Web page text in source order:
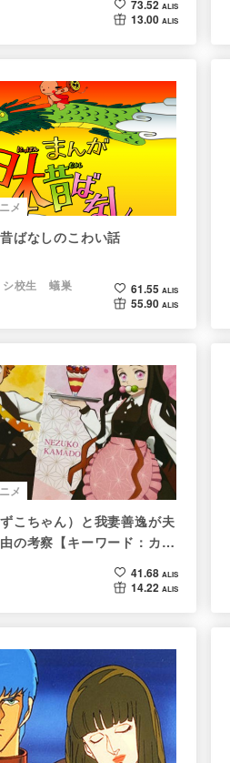
73.52 ALIS
13.00 ALIS
メ
ばなしのこわい話
シ校生 蟻巣 61.55 ALIS
55.90 ALIS
メ
こちゃん）と我妻善逸が夫
の考察【キーワード：カグ
41.68 ALIS
14.22 ALIS